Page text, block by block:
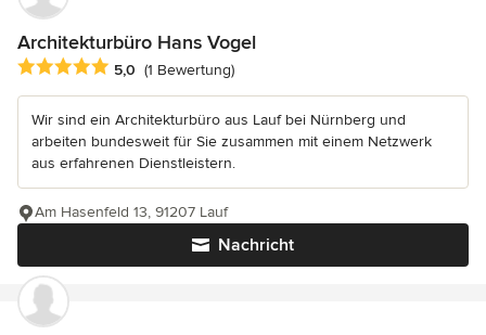
Architekturbüro Hans Vogel
Durchschnittliche Bewertung: 5 von 5 Sternen
5,0 (1 Bewertung)
Wir sind ein Architekturbüro aus Lauf bei Nürnberg und
arbeiten bundesweit für Sie zusammen mit einem Netzwerk
aus erfahrenen Dienstleistern.
Nachricht
Am Hasenfeld 13, 91207 Lauf